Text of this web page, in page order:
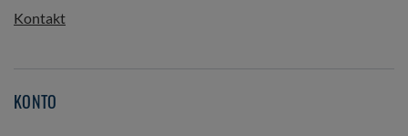
Kontakt
KONTO